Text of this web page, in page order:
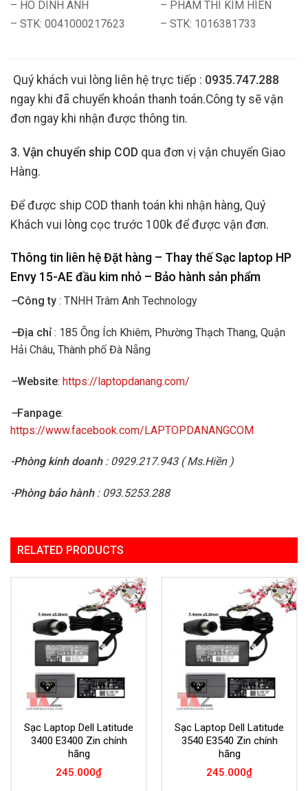
– HO DINH ANH
– STK: 0041000217623
– PHAM THI KIM HIEN
– STK: 1016381733
Quý khách vui lòng liên hệ trực tiếp : 0935.747.288
ngay khi đã chuyển khoản thanh toán.Công ty sẽ vận
đơn ngay khi nhận được thông tin.
3. Vận chuyển ship COD qua đơn vị vận chuyển Giao
Hàng.
Để được ship COD thanh toán khi nhận hàng, Quý
Khách vui lòng cọc trước 100k để được vận đơn.
Thông tin liên hệ Đặt hàng – Thay thế Sạc laptop HP
Envy 15-AE đầu kim nhỏ – Bảo hành sản phẩm
–Công ty : TNHH Trâm Anh Technology
–Địa chỉ : 185 Ông Ích Khiêm, Phường Thạch Thang, Quận
Hải Châu, Thành phố Đà Nẵng
–Website: https://laptopdanang.com/
–Fanpage:
https://www.facebook.com/LAPTOPDANANGCOM
-Phòng kinh doanh: 0929.217.943 ( Ms.Hiền )
-Phòng bảo hành: 093.5253.288
RELATED PRODUCTS
Add to
Wishlist
Sạc Laptop Dell Latitude
3400 E3400 Zin chính
hãng
245.000₫
Add to
Wishlist
Sạc Laptop Dell Latitude
3540 E3540 Zin chính
hãng
245.000₫